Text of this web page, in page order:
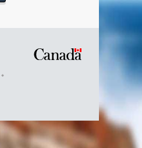
Symbole
du